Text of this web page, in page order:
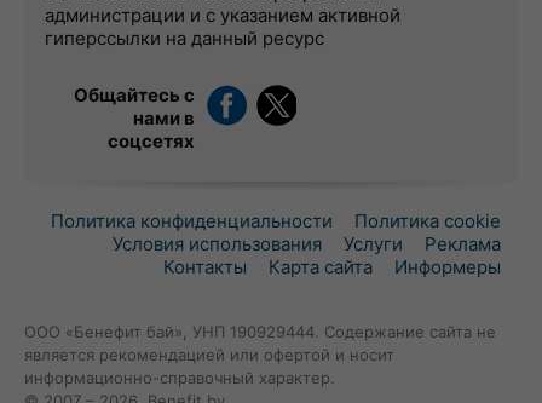
администрации и с указанием активной
гиперссылки на данный ресурс
Общайтесь с
нами в
соцсетях
Политика конфиденциальности
Политика cookie
Условия использования
Услуги
Реклама
Контакты
Карта сайта Информеры
ООО «Бенефит бай», УНП 190929444. Содержание сайта не
является рекомендацией или офертой и носит
информационно-справочный характер.